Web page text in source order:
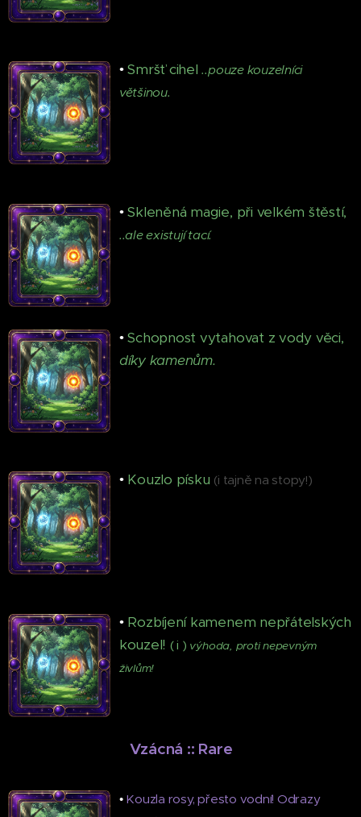
•Smršť cihel..pouze kouzelníci
většinou.
•Skleněná magie, při velkém štěstí,
..ale existují tací.
•Schopnost vytahovat z vody věci,
díky kamenům.
•Kouzlo písku (i tajně na stopy!)
•Rozbíjení kamenem nepřátelských
kouzel! ( i ) výhoda, proti nepevným
živlům!
Vzácná :: Rare
•Kouzla rosy, přesto vodní! Odrazy